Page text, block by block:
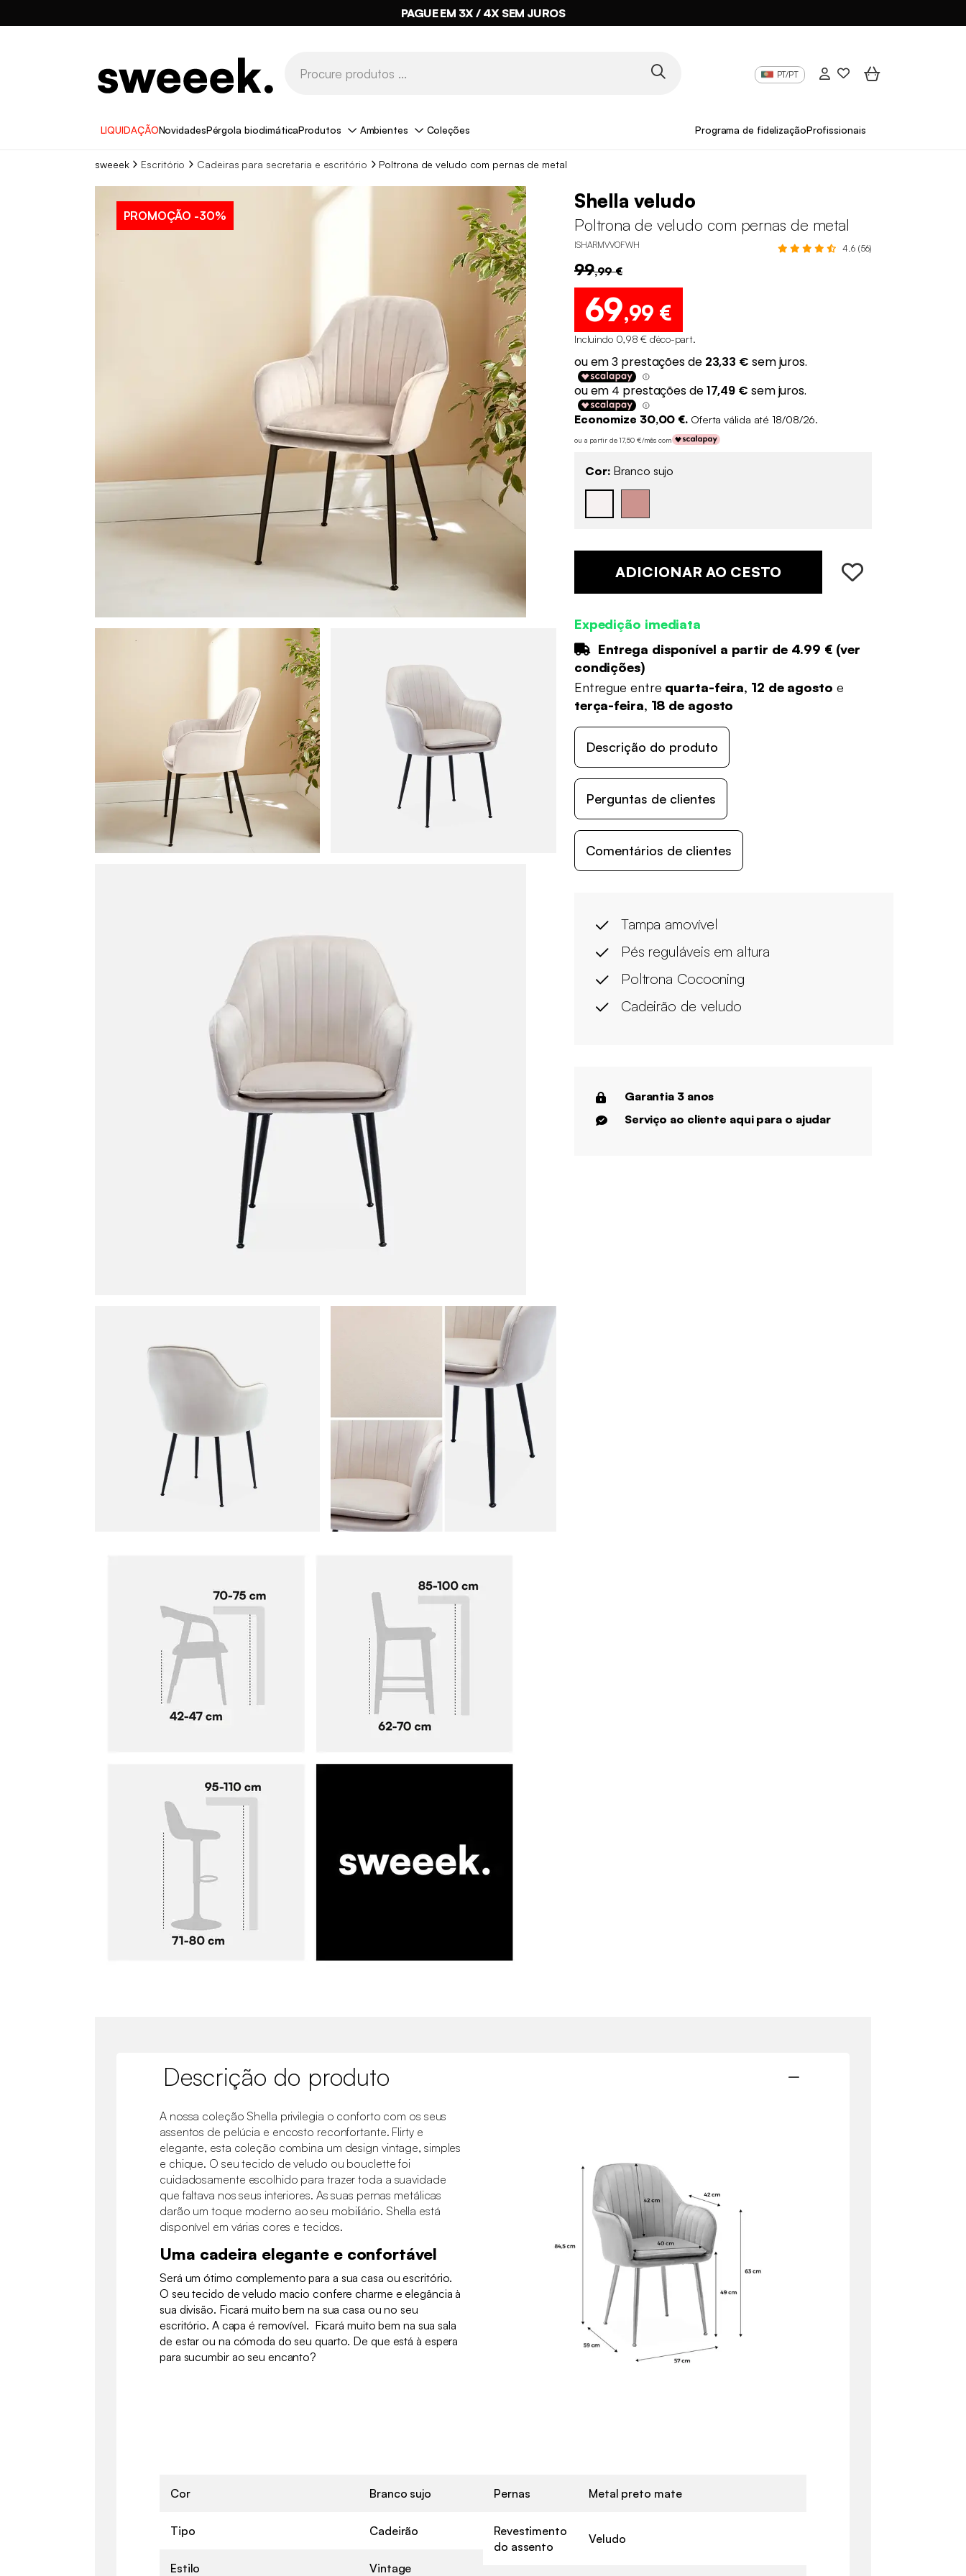
PAGUE EM 3X / 4X SEM JUROS
PT/PT
LIQUIDAÇÃONovidadesPérgola bioclimáticaProdutos Ambientes Coleções Programa de fidelizaçãoProfissionais
sweeek Escritório Cadeiras para secretaria e escritório Poltrona de veludo com pernas de metal
PROMOÇÃO -30%
Shella veludo
Poltrona de veludo com pernas de metal
ISHARMVVOFWH 4.6 (56)
99,99 €
69,99 €
Incluindo 0,98 € d'éco-part.
Economize 30,00 €. Oferta válida até 18/08/26.
ou a partir de 17,50 €/mês com
Cor: Branco sujo
ADICIONAR AO CESTO
Expedição imediata
Entrega disponível a partir de 4.99 € (ver
condições)
Entregue entre quarta-feira, 12 de agosto e
terça-feira, 18 de agosto
Descrição do produto
Perguntas de clientes
Comentários de clientes
Tampa amovível
Pés reguláveis em altura
Poltrona Cocooning
Cadeirão de veludo
Garantia 3 anos
Serviço ao cliente aqui para o ajudar
Descrição do produto
A nossa coleção Shella privilegia o conforto com os seus
assentos de pelúcia e encosto reconfortante. Flirty e
elegante, esta coleção combina um design vintage, simples
e chique. O seu tecido de veludo ou bouclette foi
cuidadosamente escolhido para trazer toda a suavidade
que faltava nos seus interiores. As suas pernas metálicas
darão um toque moderno ao seu mobiliário. Shella está
disponível em várias cores e tecidos.
Uma cadeira elegante e confortável
Será um ótimo complemento para a sua casa ou escritório.
O seu tecido de veludo macio confere charme e elegância à
sua divisão. Ficará muito bem na sua casa ou no seu
escritório. A capa é removível. Ficará muito bem na sua sala
de estar ou na cómoda do seu quarto. De que está à espera
para sucumbir ao seu encanto?
Cor Branco sujo
Tipo Cadeirão
Estilo Vintage
Pernas Metal preto mate
Revestimento
do assento
Veludo